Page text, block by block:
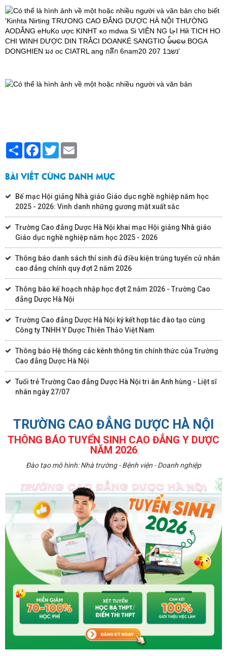
Share Facebook
Twitter
BÀI VIẾT CÙNG DANH MỤC
Bế mạc Hội giảng Nhà giáo Giáo dục nghề nghiệp năm học
2025 - 2026: Vinh danh những gương mặt xuất sắc
Trường Cao đẳng Dược Hà Nội khai mạc Hội giảng Nhà giáo
Giáo dục nghề nghiệp năm học 2025 - 2026
Thông báo danh sách thí sinh đủ điều kiện trúng tuyển cử nhân
cao đẳng chính quy đợt 2 năm 2026
Thông báo kế hoạch nhập học đợt 2 năm 2026 - Trường Cao
đẳng Dược Hà Nội
Trường Cao đẳng Dược Hà Nội ký kết hợp tác đào tạo cùng
Công ty TNHH Y Dược Thiên Thảo Việt Nam
Thông báo Hệ thống các kênh thông tin chính thức của Trường
Cao đẳng Dược Hà Nội
Tuổi trẻ Trường Cao đẳng Dược Hà Nội tri ân Anh hùng - Liệt sĩ
nhân ngày 27/07
TRƯỜNG CAO ĐẲNG DƯỢC HÀ NỘI
THÔNG BÁO TUYỂN SINH CAO ĐẲNG Y DƯỢC
NĂM 2026
Đào tạo mô hình: Nhà trường - Bệnh viện - Doanh nghiệp